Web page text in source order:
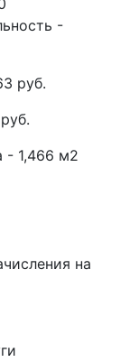
-
руб.
- 1,466 м2
на